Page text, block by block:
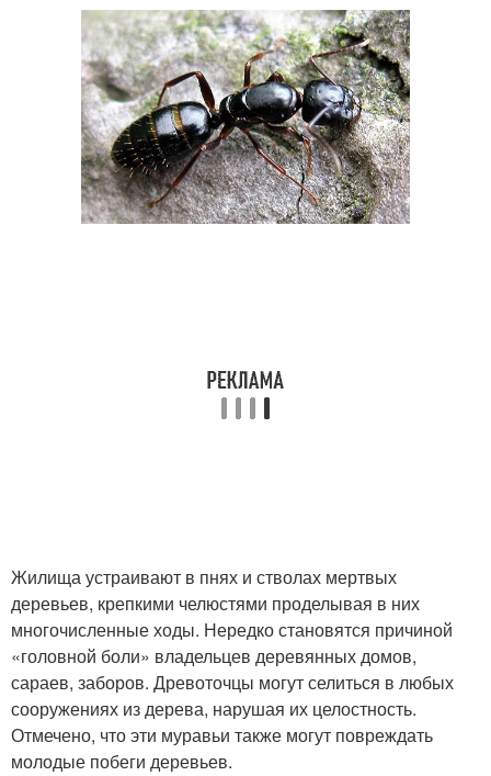
Жилища устраивают в пнях и стволах мертвых
деревьев, крепкими челюстями проделывая в них
многочисленные ходы. Нередко становятся причиной
«головной боли» владельцев деревянных домов,
сараев, заборов. Древоточцы могут селиться в любых
сооружениях из дерева, нарушая их целостность.
Отмечено, что эти муравьи также могут повреждать
молодые побеги деревьев.